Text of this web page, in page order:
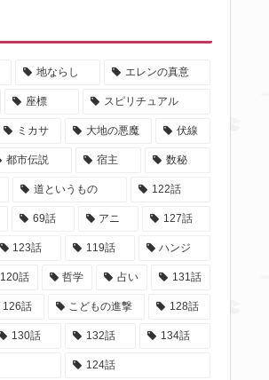
地ならし エレンの真意
座標 スピリチュアル
ミカサ 大地の悪魔 伏線
都市伝説 宿主 数秘
道というもの 122話
69話 アニ 127話
123話 119話 ハンジ
120話 哲学 占い 131話
126話 こどもの進撃 128話
130話 132話 134話
124話